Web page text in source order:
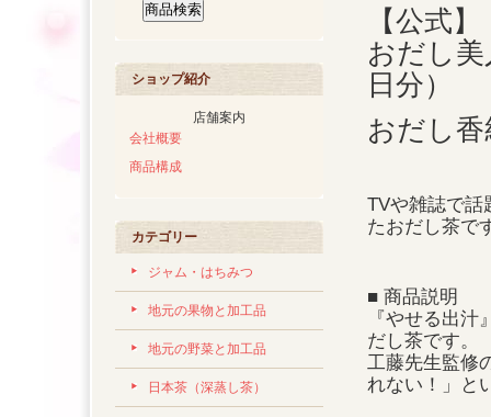
ショップ紹介
店舗案内
会社概要
商品構成
カテゴリー
ジャム・はちみつ
地元の果物と加工品
地元の野菜と加工品
日本茶（深蒸し茶）
【公式
おだし
日分）
おだし香
TVや雑誌で話
たおだし茶で
■ 商品説明
『やせる出
だし茶です。
工藤先生監修
れない！」と